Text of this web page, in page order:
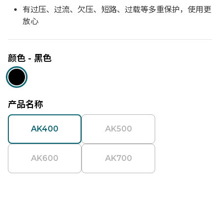
有过压、过流、欠压、短路、过载等多重保护，使用更
放心
颜色 - 黑色
产品名称
AK400 AK500
AK600 AK700